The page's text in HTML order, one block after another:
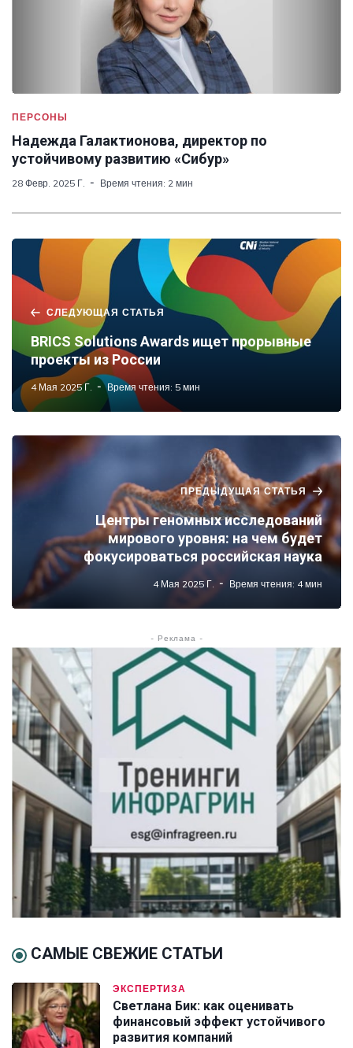
ПЕРСОНЫ
Надежда Галактионова, директор по
устойчивому развитию «Сибур»
28 Февр. 2025 Г. Время чтения: 2 мин
СЛЕДУЮЩАЯ СТАТЬЯ
BRICS Solutions Awards ищет прорывные
проекты из России
4 Мая 2025 Г. Время чтения: 5 мин
ПРЕДЫДУЩАЯ СТАТЬЯ
Центры геномных исследований
мирового уровня: на чем будет
фокусироваться российская наука
4 Мая 2025 Г. Время чтения: 4 мин
- Реклама -
САМЫЕ СВЕЖИЕ СТАТЬИ
ЭКСПЕРТИЗА
Светлана Бик: как оценивать
финансовый эффект устойчивого
развития компаний